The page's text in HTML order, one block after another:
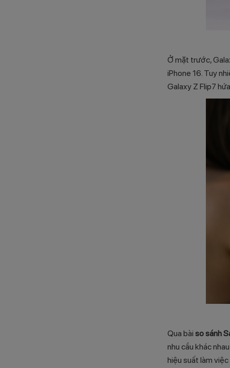
Ở mặt trước,
iPhone 16. Tuy
Galaxy Z Flip7
Qua bài so sánh
nhu cầu khác
hiệu suất làm